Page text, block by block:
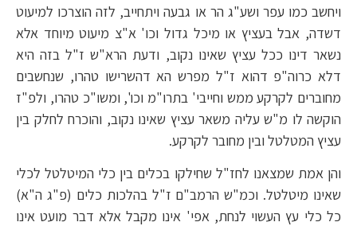
ויחשב כמו עפר ושע"ג הר או גבעה ויתחייב, לזה הוצרכו למיעוט
דשדה, אבל בעציץ או מיכל גדול וכו' א"צ מיעוט מיוחד אלא
נשאר דינו ככל עציץ שאינו נקוב, ודעת הרא"ש ז"ל בזה היא
דלא כרוה"פ דהוא ז"ל מפרש הא דהשרישו טהרו, שנחשבים
מחוברים לקרקע ממש וחייבי' בתרו"מ וכו', ומשו"כ טהרו, ולפ"ז
הוקשה לו מ"ש עליה משאר עציץ שאינו נקוב, והוכרח לחלק בין
עציץ המטלטל ובין מחובר לקרקע.
והן אמת שמצאנו לחז"ל שחילקו בכלים בין כלי המיטלטל לכלי
שאינו מיטלטל. וכמ"ש הרמב"ם ז"ל בהלכות כלים (פ"ג ה"א)
כל כלי עץ העשוי לנחת, אפי' אינו מקבל אלא דבר מועט אינו